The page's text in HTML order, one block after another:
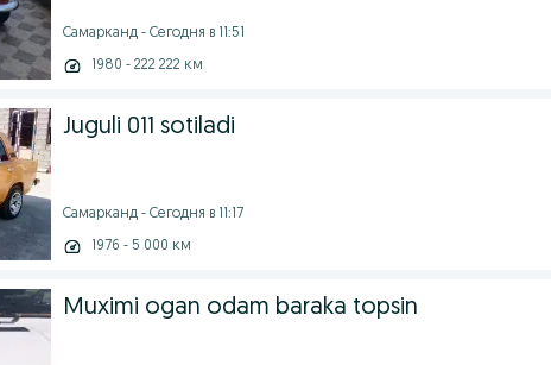
Самарканд - Сегодня в 11:51
1980 - 222 222 км
Juguli 011 sotiladi
Самарканд - Сегодня в 11:17
1976 - 5 000 км
Muximi ogan odam baraka topsin